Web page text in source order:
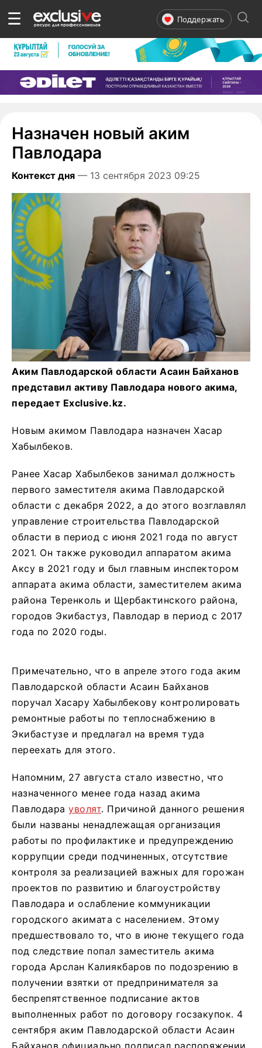
☰ Поддержать
Назначен новый аким
Павлодара
Контекст дня — 13 сентября 2023 09:25
Аким Павлодарской области Асаин Байханов
представил активу Павлодара нового акима,
передает Exclusive.kz.
Новым акимом Павлодара назначен Хасар
Хабылбеков.
Ранее Хасар Хабылбеков занимал должность
первого заместителя акима Павлодарской
области с декабря 2022, а до этого возглавлял
управление строительства Павлодарской
области в период с июня 2021 года по август
2021. Он также руководил аппаратом акима
Аксу в 2021 году и был главным инспектором
аппарата акима области, заместителем акима
района Теренколь и Щербактинского района,
городов Экибастуз, Павлодар в период с 2017
года по 2020 годы.
Примечательно, что в апреле этого года аким
Павлодарской области Асаин Байханов
поручал Хасару Хабылбекову контролировать
ремонтные работы по теплоснабжению в
Экибастузе и предлагал на время туда
переехать для этого.
Напомним, 27 августа стало известно, что
назначенного менее года назад акима
Павлодара уволят. Причиной данного решения
были названы ненадлежащая организация
работы по профилактике и предупреждению
коррупции среди подчиненных, отсутствие
контроля за реализацией важных для горожан
проектов по развитию и благоустройству
Павлодара и ослабление коммуникации
городского акимата с населением. Этому
предшествовало то, что в июне текущего года
под следствие попал заместитель акима
города Арслан Калиякбаров по подозрению в
получении взятки от предпринимателя за
беспрепятственное подписание актов
выполненных работ по договору госзакупок. 4
сентября аким Павлодарской области Асаин
Байханов официально подписал распоряжении